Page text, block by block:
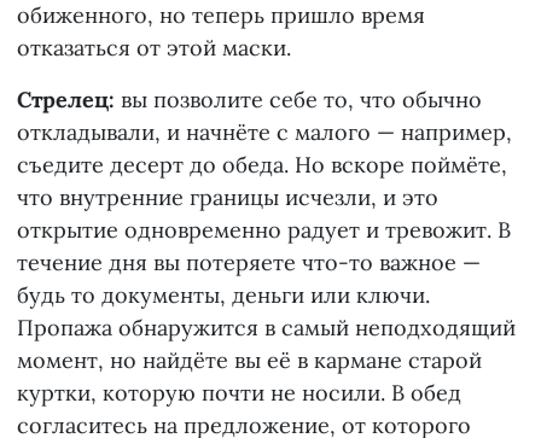
обиженного, но теперь пришло время
отказаться от этой маски.
Стрелец: вы позволите себе то, что обычно
откладывали, и начнёте с малого — например,
съедите десерт до обеда. Но вскоре поймёте,
что внутренние границы исчезли, и это
открытие одновременно радует и тревожит. В
течение дня вы потеряете что-то важное —
будь то документы, деньги или ключи.
Пропажа обнаружится в самый неподходящий
момент, но найдёте вы её в кармане старой
куртки, которую почти не носили. В обед
согласитесь на предложение, от которого